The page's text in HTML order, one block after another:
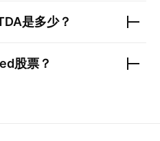
是多少？
股票？